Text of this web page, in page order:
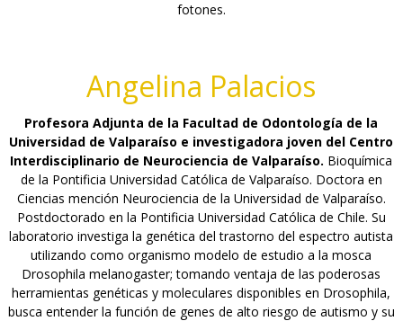
fotones.
Angelina Palacios
Profesora Adjunta de la Facultad de Odontología de la
Universidad de Valparaíso e investigadora joven del Centro
Interdisciplinario de Neurociencia de Valparaíso. Bioquímica
de la Pontificia Universidad Católica de Valparaíso. Doctora en
Ciencias mención Neurociencia de la Universidad de Valparaíso.
Postdoctorado en la Pontificia Universidad Católica de Chile. Su
laboratorio investiga la genética del trastorno del espectro autista
utilizando como organismo modelo de estudio a la mosca
Drosophila melanogaster; tomando ventaja de las poderosas
herramientas genéticas y moleculares disponibles en Drosophila,
busca entender la función de genes de alto riesgo de autismo y su